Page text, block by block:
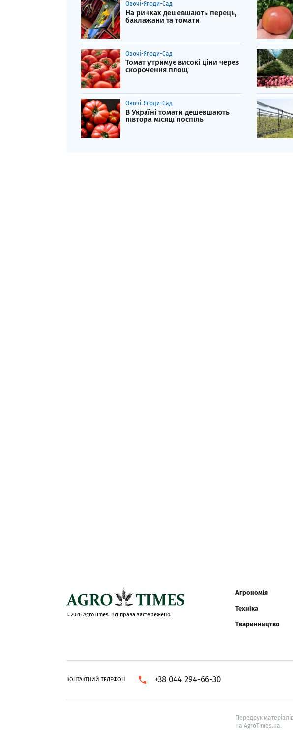
Овочі-Ягоди-Сад
На ринках дешевшають перець,
баклажани та томати
Овочі-Ягоди-Сад
Томат утримує високі ціни через
скорочення площ
Овочі-Ягоди-Сад
В Україні томати дешевшають
півтора місяці поспіль
©2026 AgroTimes. Всі права застережено.
Агрономія
Техніка
Тваринництво
КОНТАКТНИЙ ТЕЛЕФОН +38 044 294-66-30
Передрук
на AgroTimes.ua.